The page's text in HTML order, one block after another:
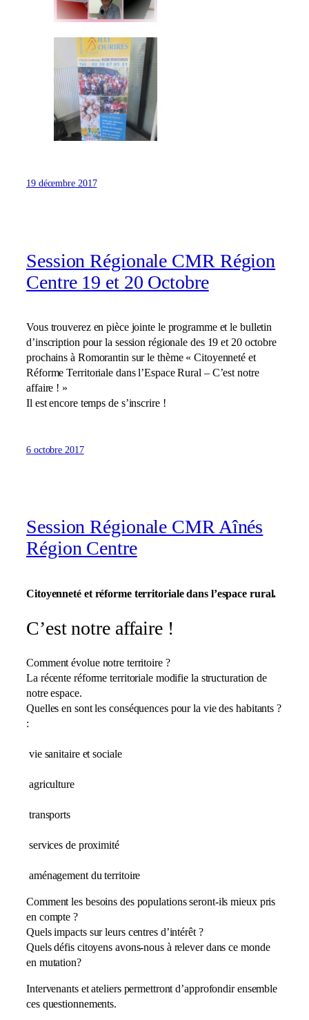
19 décembre 2017
Session Régionale CMR Région
Centre 19 et 20 Octobre
Vous trouverez en pièce jointe le programme et le bulletin
d’inscription pour la session régionale des 19 et 20 octobre
prochains à Romorantin sur le thème « Citoyenneté et
Réforme Territoriale dans l’Espace Rural – C’est notre
affaire ! »
Il est encore temps de s’inscrire !
6 octobre 2017
Session Régionale CMR Aînés
Région Centre
Citoyenneté et réforme territoriale dans l’espace rural.
C’est notre affaire !
Comment évolue notre territoire ?
La récente réforme territoriale modifie la structuration de
notre espace.
Quelles en sont les conséquences pour la vie des habitants ?
:
vie sanitaire et sociale
agriculture
transports
services de proximité
aménagement du territoire
Comment les besoins des populations seront-ils mieux pris
en compte ?
Quels impacts sur leurs centres d’intérêt ?
Quels défis citoyens avons-nous à relever dans ce monde
en mutation?
Intervenants et ateliers permettront d’approfondir ensemble
ces questionnements.